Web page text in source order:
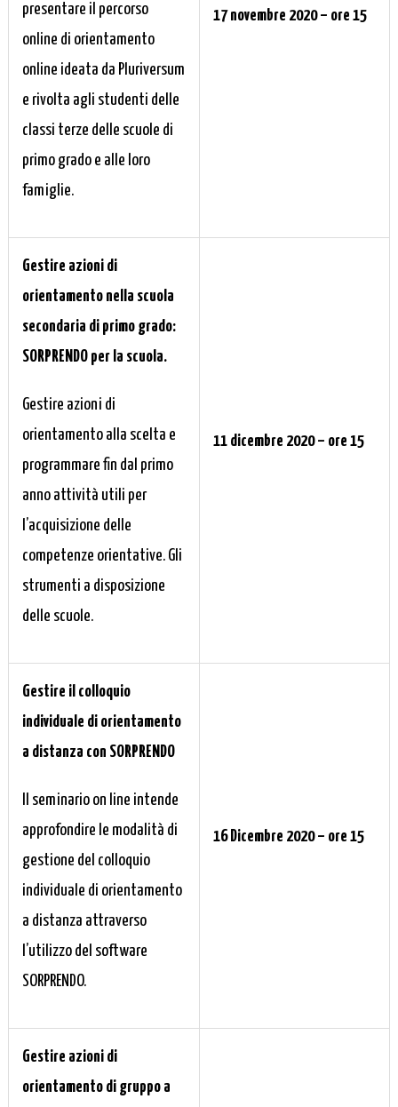
presentare il percorso
online di orientamento
online ideata da Pluriversum
e rivolta agli studenti delle
classi terze delle scuole di
primo grado e alle loro
famiglie.
17 novembre 2020 – ore 15
Gestire azioni di
orientamento nella scuola
secondaria di primo grado:
SORPRENDO per la scuola.
Gestire azioni di
orientamento alla scelta e
programmare fin dal primo
anno attività utili per
l’acquisizione delle
competenze orientative. Gli
strumenti a disposizione
delle scuole.
11 dicembre 2020 – ore 15
Gestire il colloquio
individuale di orientamento
a distanza con SORPRENDO
Il seminario on line intende
approfondire le modalità di
gestione del colloquio
individuale di orientamento
a distanza attraverso
l’utilizzo del software
SORPRENDO.
16 Dicembre 2020 – ore 15
Gestire azioni di
orientamento di gruppo a